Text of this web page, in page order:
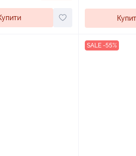
SALE -55%